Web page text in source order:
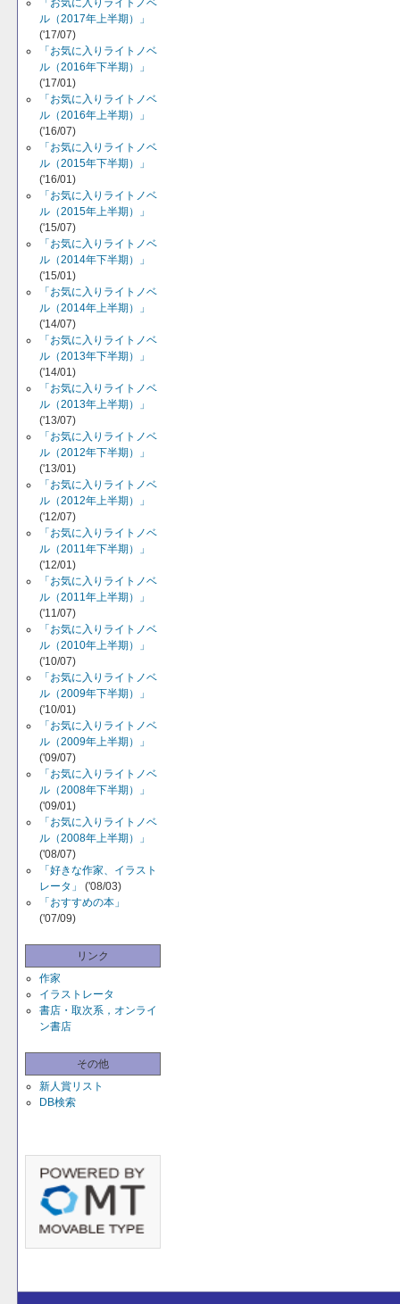
「お気に入りライトノベ
ル（2017年上半期）」
('17/07)
「お気に入りライトノベ
ル（2016年下半期）」
('17/01)
「お気に入りライトノベ
ル（2016年上半期）」
('16/07)
「お気に入りライトノベ
ル（2015年下半期）」
('16/01)
「お気に入りライトノベ
ル（2015年上半期）」
('15/07)
「お気に入りライトノベ
ル（2014年下半期）」
('15/01)
「お気に入りライトノベ
ル（2014年上半期）」
('14/07)
「お気に入りライトノベ
ル（2013年下半期）」
('14/01)
「お気に入りライトノベ
ル（2013年上半期）」
('13/07)
「お気に入りライトノベ
ル（2012年下半期）」
('13/01)
「お気に入りライトノベ
ル（2012年上半期）」
('12/07)
「お気に入りライトノベ
ル（2011年下半期）」
('12/01)
「お気に入りライトノベ
ル（2011年上半期）」
('11/07)
「お気に入りライトノベ
ル（2010年上半期）」
('10/07)
「お気に入りライトノベ
ル（2009年下半期）」
('10/01)
「お気に入りライトノベ
ル（2009年上半期）」
('09/07)
「お気に入りライトノベ
ル（2008年下半期）」
('09/01)
「お気に入りライトノベ
ル（2008年上半期）」
('08/07)
「好きな作家、イラスト
レータ」
('08/03)
「おすすめの本」
('07/09)
リンク
作家
イラストレータ
書店・取次系，オンライ
ン書店
その他
新人賞リスト
DB検索